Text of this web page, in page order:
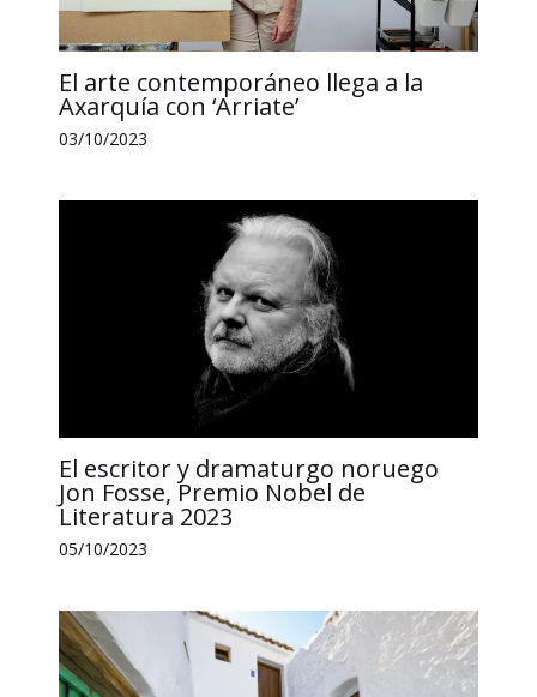
El arte contemporáneo llega a la
Axarquía con ‘Arriate’
03/10/2023
El escritor y dramaturgo noruego
Jon Fosse, Premio Nobel de
Literatura 2023
05/10/2023